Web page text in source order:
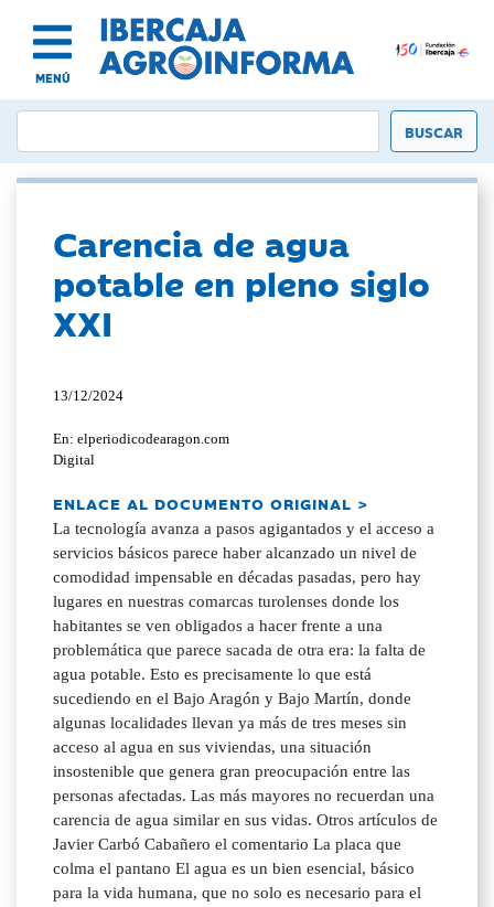
MENÚ
Carencia de agua
potable en pleno siglo
XXI
13/12/2024
En: elperiodicodearagon.com
Digital
ENLACE AL DOCUMENTO ORIGINAL >
La tecnología avanza a pasos agigantados y el acceso a
servicios básicos parece haber alcanzado un nivel de
comodidad impensable en décadas pasadas, pero hay
lugares en nuestras comarcas turolenses donde los
habitantes se ven obligados a hacer frente a una
problemática que parece sacada de otra era: la falta de
agua potable. Esto es precisamente lo que está
sucediendo en el Bajo Aragón y Bajo Martín, donde
algunas localidades llevan ya más de tres meses sin
acceso al agua en sus viviendas, una situación
insostenible que genera gran preocupación entre las
personas afectadas. Las más mayores no recuerdan una
carencia de agua similar en sus vidas. Otros artículos de
Javier Carbó Cabañero el comentario La placa que
colma el pantano El agua es un bien esencial, básico
para la vida humana, que no solo es necesario para el